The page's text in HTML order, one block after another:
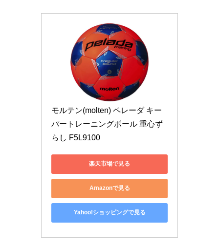
モルテン(molten) ペレーダ キー
パートレーニングボール 重心ず
らし F5L9100
楽天市場で見る
Amazonで見る
Yahoo!ショッピングで見る